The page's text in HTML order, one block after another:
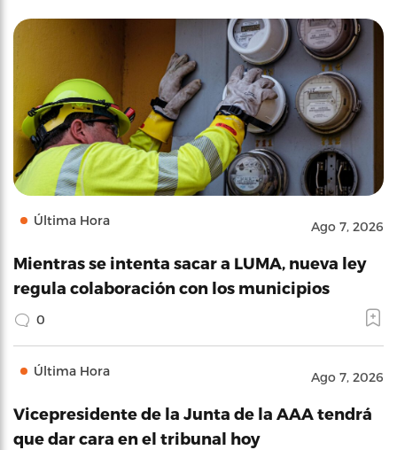
Última Hora Ago 7, 2026
Mientras se intenta sacar a LUMA, nueva ley
regula colaboración con los municipios
0
Última Hora Ago 7, 2026
Vicepresidente de la Junta de la AAA tendrá
que dar cara en el tribunal hoy